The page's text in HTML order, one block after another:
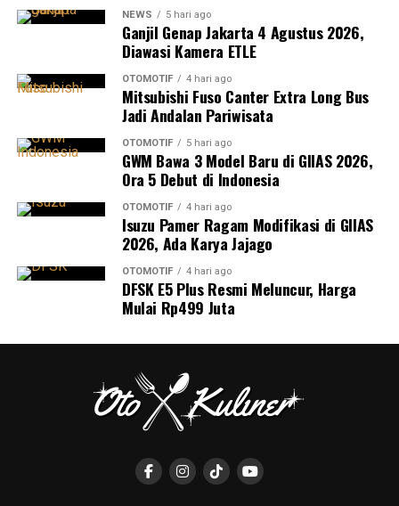
NEWS 5 hari ago
Ganjil Genap Jakarta 4 Agustus 2026,
Diawasi Kamera ETLE
OTOMOTIF 4 hari ago
Mitsubishi Fuso Canter Extra Long Bus
Jadi Andalan Pariwisata
OTOMOTIF 5 hari ago
GWM Bawa 3 Model Baru di GIIAS 2026,
Ora 5 Debut di Indonesia
OTOMOTIF 4 hari ago
Isuzu Pamer Ragam Modifikasi di GIIAS
2026, Ada Karya Jajago
OTOMOTIF 4 hari ago
DFSK E5 Plus Resmi Meluncur, Harga
Mulai Rp499 Juta